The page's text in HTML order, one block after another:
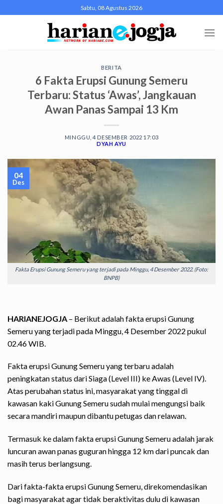
to
Sabtu, 08 Agustus 2026
BERITA
6 Fakta Erupsi Gunung Semeru
Terbaru: Status ‘Awas’, Jangkauan
Awan Panas Sampai 13 Km
MINGGU, 4 DESEMBER 2022 17:03
DYAH AYU
Fakta Erupsi Gunung Semeru yang terjadi pada Minggu, 4 Desember 2022. (Foto:
BNPB)
04
Des
HARIANEJOGJA – Berikut adalah fakta erupsi Gunung
Semeru yang terjadi pada Minggu, 4 Desember 2022 pukul
02.46 WIB.
Fakta erupsi Gunung Semeru yang terbaru adalah
peningkatan status dari Siaga (Level III) ke Awas (Level IV).
Atas perubahan status ini, masyarakat yang tinggal di
kawasan kaki Gunung Semeru sudah mulai mengungsi baik
secara mandiri maupun dibantu petugas dan relawan.
Termasuk ke dalam fakta erupsi Gunung Semeru adalah jarak
luncuran awan panas guguran hingga 12 km dari puncak dan
masih terus berlangsung.
Dari fakta-fakta erupsi Gunung Semeru, direkomendasikan
bagi masyarakat agar tidak beraktivitas dulu di kawasan